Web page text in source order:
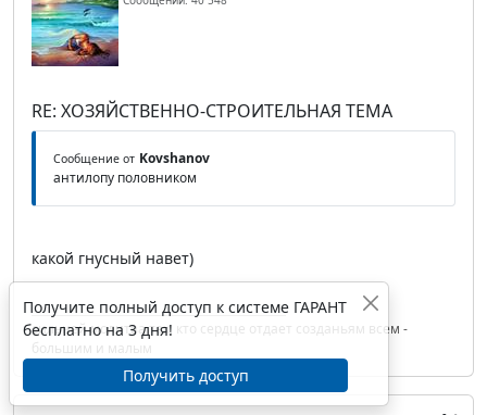
RE: ХОЗЯЙСТВЕННО-СТРОИТЕЛЬНАЯ ТЕМА
Сообщение от Kovshanov
антилопу половником
какой гнусный навет)
сильней молитва тех, кто сердце отдает созданьям всем -
большим и малым
Получите полный доступ к системе ГАРАНТ
бесплатно на 3 дня!
Получить доступ